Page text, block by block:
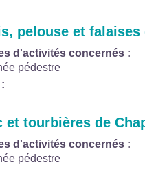
pelouse et falaises
d'activités concernés :
pédestre
et tourbières de
d'activités concernés :
pédestre